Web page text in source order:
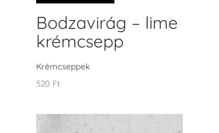
Bodzavirág – lime
krémcsepp
Krémcseppek
520 Ft